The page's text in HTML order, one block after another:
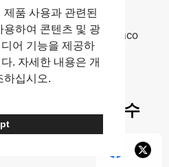
품 사용과 관련된
용하여 콘텐츠 및 광
어 기능을 제공하
. 자세한 내용은 개
하십시오.
리인 『타코라이스（Taco
당한 만족도를 줍니다.
핑도 함께 즐길 수